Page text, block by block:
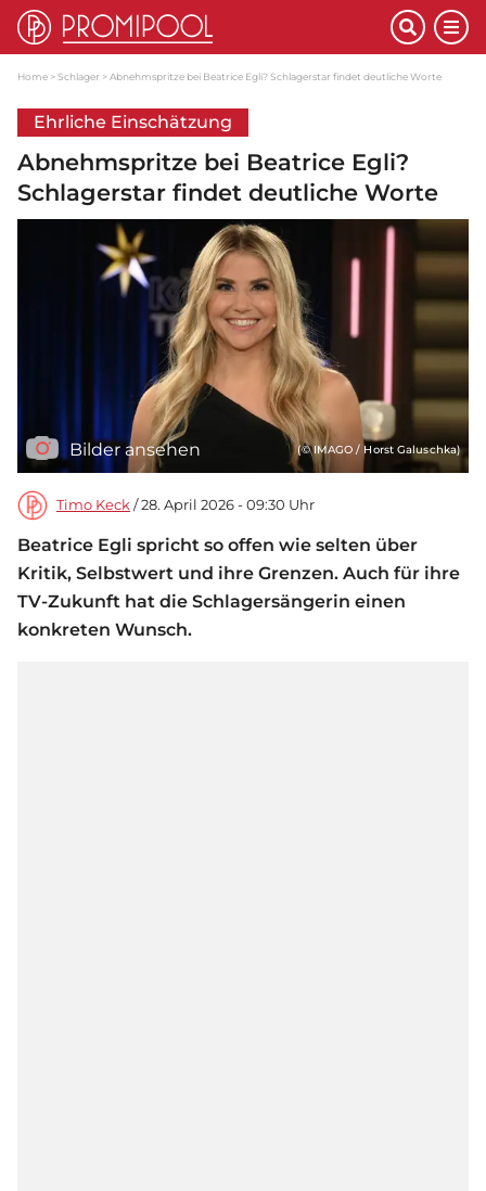
Home Schlager Abnehmspritze bei Beatrice Egli? Schlagerstar findet deutliche Worte
Ehrliche Einschätzung
Abnehmspritze bei Beatrice Egli?
Schlagerstar findet deutliche Worte
Bilder ansehen (© IMAGO / Horst Galuschka)
Timo Keck / 28. April 2026 - 09:30 Uhr
Beatrice Egli spricht so offen wie selten über
Kritik, Selbstwert und ihre Grenzen. Auch für ihre
TV-Zukunft hat die Schlagersängerin einen
konkreten Wunsch.